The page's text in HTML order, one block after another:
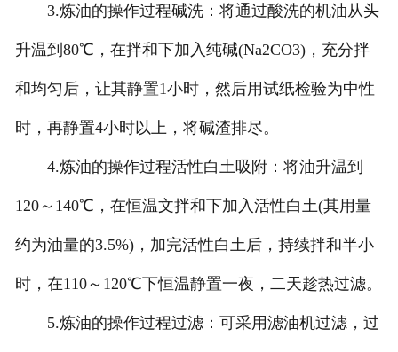
3.炼油的操作过程碱洗：将通过酸洗的机油从头
升温到80℃，在拌和下加入纯碱(Na2CO3)，充分拌
和均匀后，让其静置1小时，然后用试纸检验为中性
时，再静置4小时以上，将碱渣排尽。
4.炼油的操作过程活性白土吸附：将油升温到
120～140℃，在恒温文拌和下加入活性白土(其用量
约为油量的3.5%)，加完活性白土后，持续拌和半小
时，在110～120℃下恒温静置一夜，二天趁热过滤。
5.炼油的操作过程过滤：可采用滤油机过滤，过